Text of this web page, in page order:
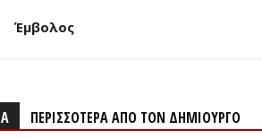
Έμβολος
ΠΕΡΙΣΣΟΤΕΡΑ ΑΠΟ ΤΟΝ ΔΗΜΙΟΥΡΓΟ